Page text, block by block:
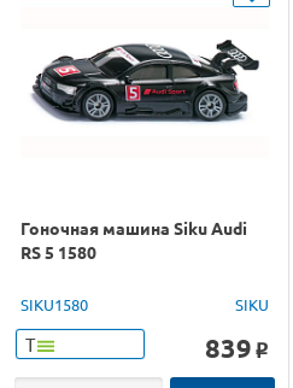
Гоночная машина Siku Audi
RS 5 1580
SIKU1580 SIKU
Т 839 o